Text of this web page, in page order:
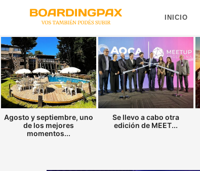
INICIO
Agosto y septiembre, uno
de los mejores
momentos...
Se llevo a cabo otra
edición de MEET...